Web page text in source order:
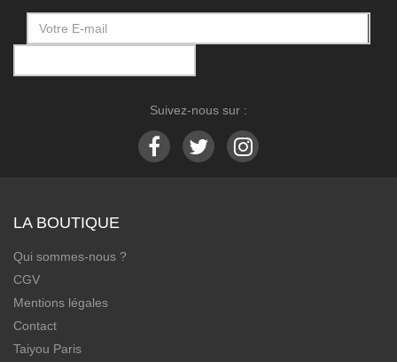
Suivez-nous sur :
LA BOUTIQUE
Qui sommes-nous ?
CGV
Mentions légales
Contact
Taiyou Paris